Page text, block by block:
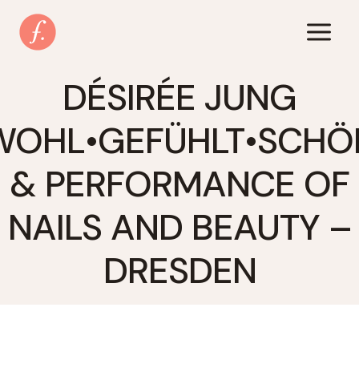
Inhalt
springen
DÉSIRÉE JUNG
& PERFORMANCE OF
NAILS AND BEAUTY –
DRESDEN